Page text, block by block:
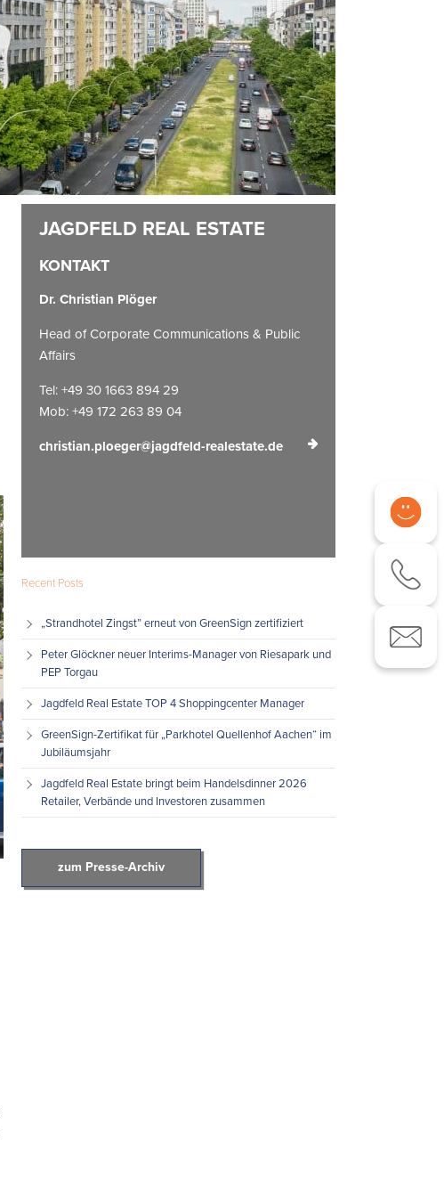
KONTAKT
Dr. Christian Plöger
Head of Corporate Communications & Public
Affairs
Tel: +49 30 1663 894 29
Mob: +49 172 263 89 04
christian.ploeger@jagdfeld-realestate.de
Recent Posts
„Strandhotel Zingst” erneut von GreenSign zertifiziert
Peter Glöckner neuer Interims-Manager von Riesapark und
PEP Torgau
Jagdfeld Real Estate TOP 4 Shoppingcenter Manager
GreenSign-Zertifikat für „Parkhotel Quellenhof Aachen“ im
Jubiläumsjahr
Jagdfeld Real Estate bringt beim Handelsdinner 2026
Retailer, Verbände und Investoren zusammen
zum Presse-Archiv